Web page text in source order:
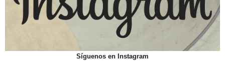
Síguenos en Instagram